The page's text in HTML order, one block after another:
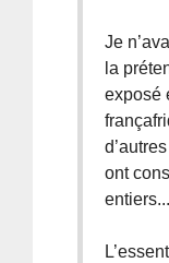
Je
la
exposé
ont
entiers...